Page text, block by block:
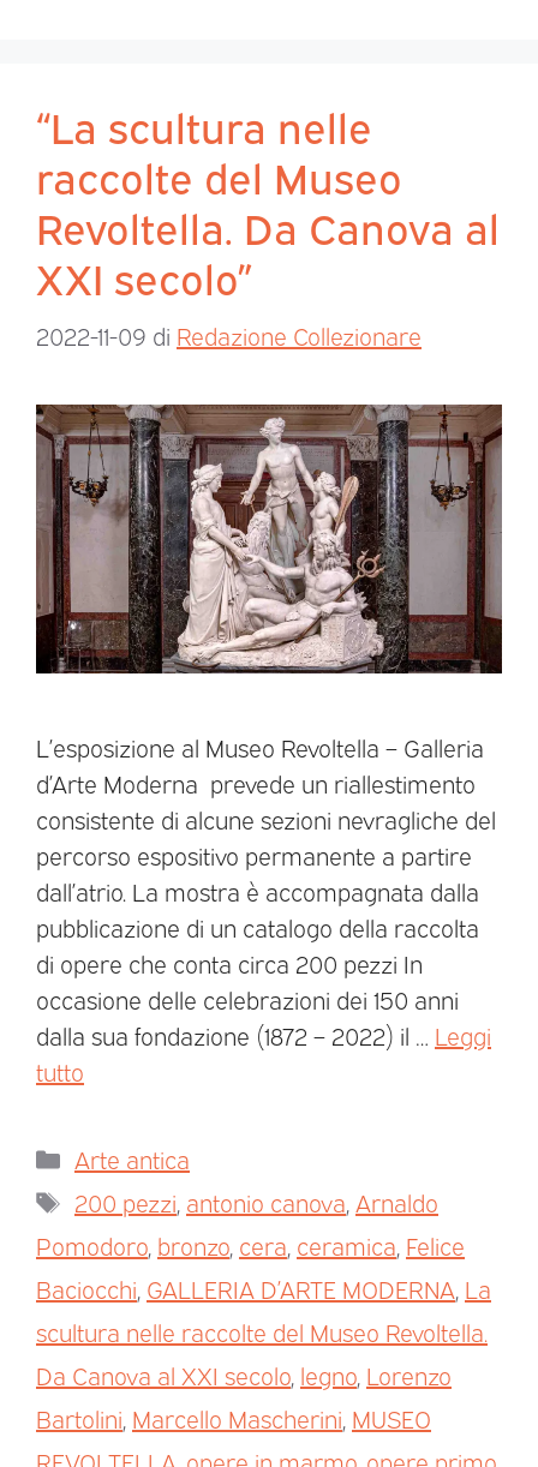
“La scultura nelle
raccolte del Museo
Revoltella. Da Canova al
XXI secolo”
2022-11-09 di Redazione Collezionare
L’esposizione al Museo Revoltella – Galleria
d’Arte Moderna prevede un riallestimento
consistente di alcune sezioni nevragliche del
percorso espositivo permanente a partire
dall’atrio. La mostra è accompagnata dalla
pubblicazione di un catalogo della raccolta
di opere che conta circa 200 pezzi In
occasione delle celebrazioni dei 150 anni
dalla sua fondazione (1872 – 2022) il … Leggi
tutto
Arte antica
200 pezzi antonio canova Arnaldo
Pomodoro bronzo cera ceramica Felice
Baciocchi GALLERIA D’ARTE MODERNA La
scultura nelle raccolte del Museo Revoltella.
Da Canova al XXI secolo legno Lorenzo
Bartolini Marcello Mascherini MUSEO